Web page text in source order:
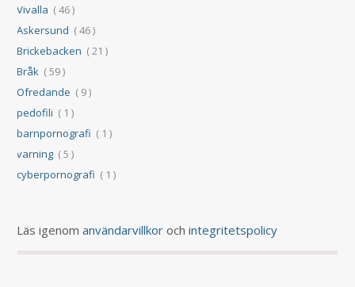
Vivalla ( 46 )
Askersund ( 46 )
Brickebacken ( 21 )
Bråk ( 59 )
Ofredande ( 9 )
pedofili ( 1 )
barnpornografi ( 1 )
varning ( 5 )
cyberpornografi ( 1 )
Läs igenomanvändarvillkor ochintegritetspolicy